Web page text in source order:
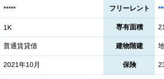
***** フリーレント
1K 専有面積
普通賃貸借 建物階建
2021年10月 保険